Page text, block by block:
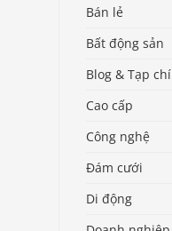
Bán lẻ
Bất động sản
Blog & Tạp chí
Cao cấp
Công nghệ
Đám cưới
Di động